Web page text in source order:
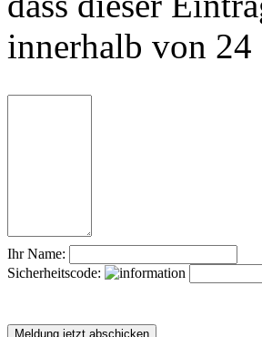
innerhalb von 24
Ihr Name:
Sicherheitscode: